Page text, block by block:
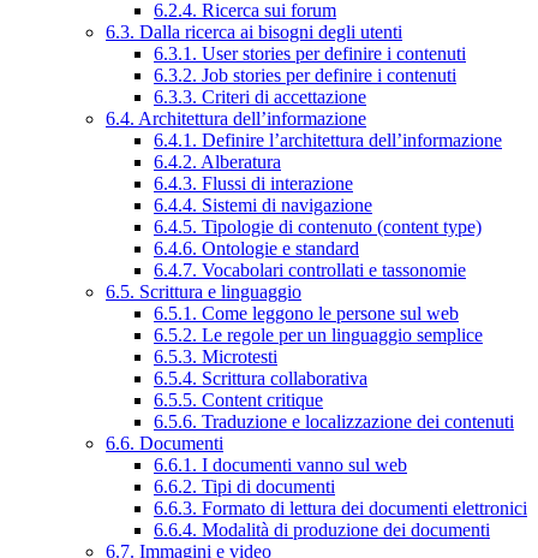
6.2.4. Ricerca sui forum
6.3. Dalla ricerca ai bisogni degli utenti
6.3.1. User stories per definire i contenuti
6.3.2. Job stories per definire i contenuti
6.3.3. Criteri di accettazione
6.4. Architettura dell’informazione
6.4.1. Definire l’architettura dell’informazione
6.4.2. Alberatura
6.4.3. Flussi di interazione
6.4.4. Sistemi di navigazione
6.4.5. Tipologie di contenuto (content type)
6.4.6. Ontologie e standard
6.4.7. Vocabolari controllati e tassonomie
6.5. Scrittura e linguaggio
6.5.1. Come leggono le persone sul web
6.5.2. Le regole per un linguaggio semplice
6.5.3. Microtesti
6.5.4. Scrittura collaborativa
6.5.5. Content critique
6.5.6. Traduzione e localizzazione dei contenuti
6.6. Documenti
6.6.1. I documenti vanno sul web
6.6.2. Tipi di documenti
6.6.3. Formato di lettura dei documenti elettronici
6.6.4. Modalità di produzione dei documenti
6.7. Immagini e video